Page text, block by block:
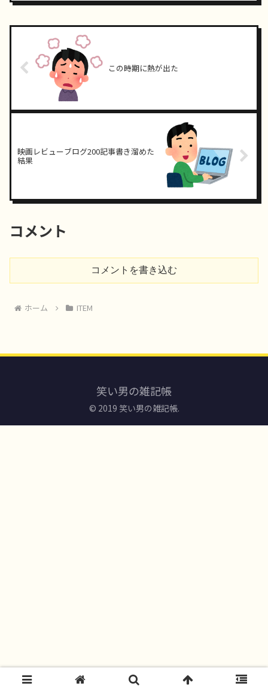
この時期に熱が出た
映画レビューブログ200記事書き溜めた
結果
コメント
コメントを書き込む
ホーム ITEM
笑い男の雑記帳
© 2019 笑い男の雑記帳.